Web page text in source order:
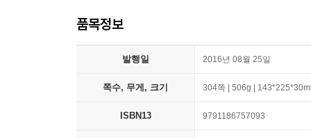
품목정보
발행일 2016년 08월 25일
쪽수, 무게, 크기 304쪽 | 506g |
ISBN13 9791186757093